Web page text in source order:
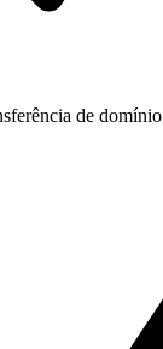
de domínio